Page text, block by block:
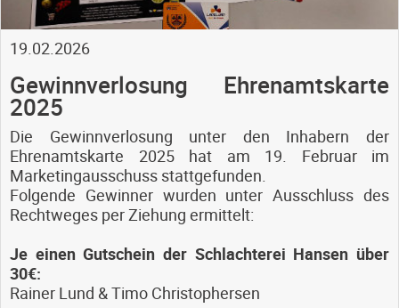
19.02.2026
Gewinnverlosung Ehrenamtskarte
2025
Die Gewinnverlosung unter den Inhabern der
Ehrenamtskarte 2025 hat am 19. Februar im
Marketingausschuss stattgefunden.
Folgende Gewinner wurden unter Ausschluss des
Rechtweges per Ziehung ermittelt:
Je einen Gutschein der Schlachterei Hansen über
30€:
Rainer Lund & Timo Christophersen